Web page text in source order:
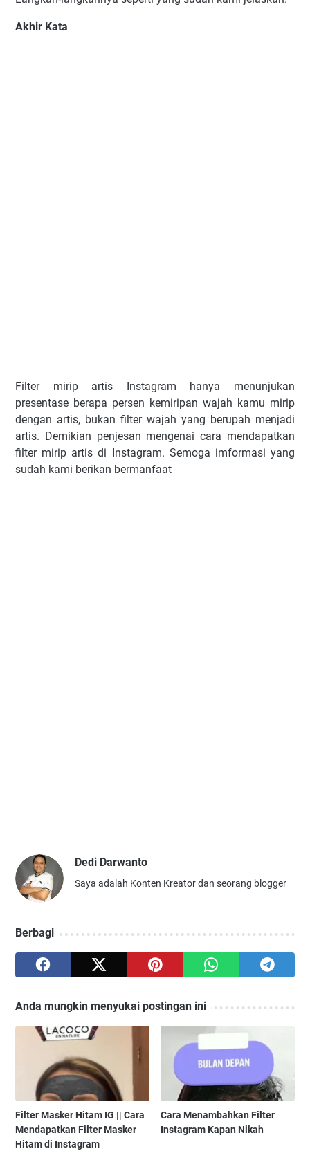
Akhir Kata
Filter mirip artis Instagram hanya menunjukan
presentase berapa persen kemiripan wajah kamu mirip
dengan artis, bukan filter wajah yang berupah menjadi
artis. Demikian penjesan mengenai cara mendapatkan
filter mirip artis di Instagram. Semoga imformasi yang
sudah kami berikan bermanfaat
Dedi Darwanto
Saya adalah Konten Kreator dan seorang blogger
Berbagi
Anda mungkin menyukai postingan ini
Filter Masker Hitam IG || Cara
Mendapatkan Filter Masker
Hitam di Instagram
Cara Menambahkan Filter
Instagram Kapan Nikah